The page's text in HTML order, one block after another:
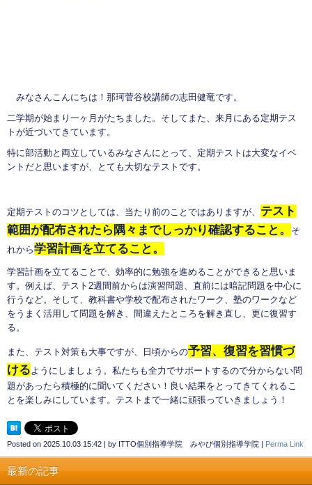
みなさんこんにちは！那珂菅谷校講師の志田健竜です。
二学期が始まり一ヶ月がたちました。そしてまた、来月にある定期テス
トが近づいてきています。
特に部活動と両立しているみなさんにとって、定期テストは大変なイベ
ントだと思いますが、とても大切なテストです。
定期テストのコツとしては、当たり前のことではありますが、 テスト
範囲が配布されたら隅々までしっかり確認すること。
そ
れから学習計画を立てること。
学習計画を立てることで、効率的に勉強を進めることができると思いま
す。例えば、テスト2週間前からは演習問題、直前には暗記問題を中心に
行うなど。そして、教科書や学校で配布されたワーク、塾のワークなど
をうまく活用して問題を解き、間違えたところを解き直し、更に復習す
る。
また、テスト対策も大事ですが、日頃からの予習、復習を習慣づ
けるようにしましょう。私たちも全力でサポートするので分からない問
題があったら積極的に聞いてください！良い結果をとってきてくれるこ
とを楽しみにしています。テストまで一緒に頑張っていきましょう！
Posted on 2025.10.03 15:42 | by ITTO個別指導学院 みやび個別指導学院 | Perma Link
最新の記事